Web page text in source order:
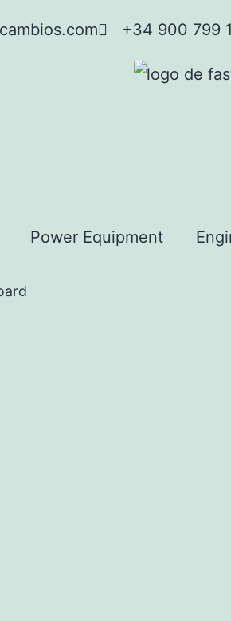
+34 900 799
Power Equipment